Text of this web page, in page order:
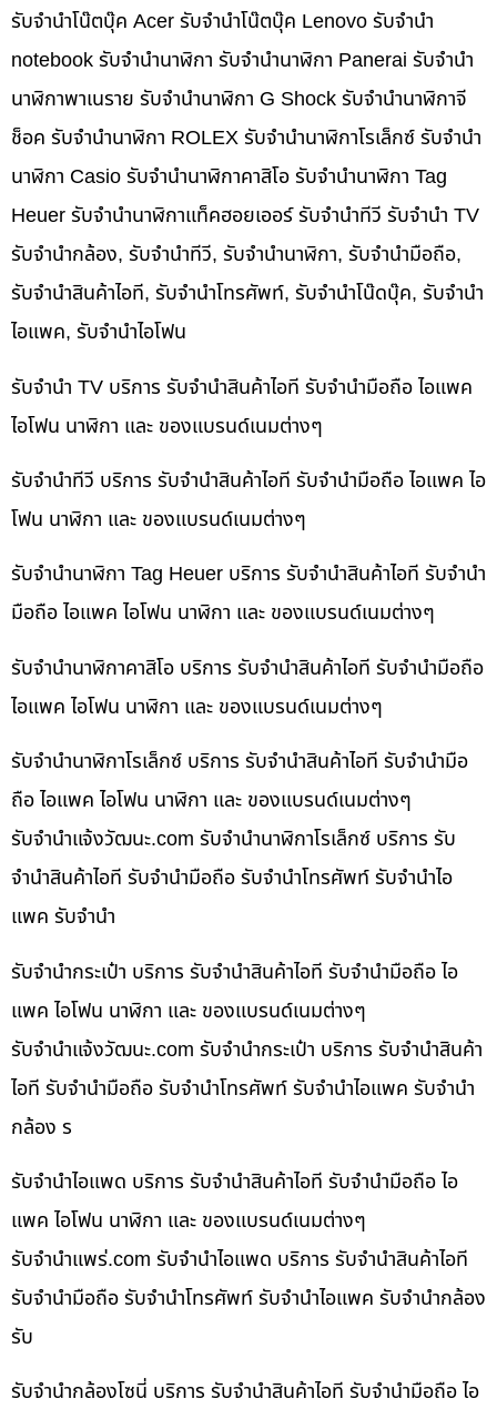
รับจำนำโน๊ตบุ๊ค Acer รับจำนำโน๊ตบุ๊ค Lenovo รับจำนำ
notebook รับจำนำนาฬิกา รับจำนำนาฬิกา Panerai รับจำนำ
นาฬิกาพาเนราย รับจำนำนาฬิกา G Shock รับจำนำนาฬิกาจี
ช็อค รับจำนำนาฬิกา ROLEX รับจำนำนาฬิกาโรเล็กซ์ รับจำนำ
นาฬิกา Casio รับจำนำนาฬิกาคาสิโอ รับจำนำนาฬิกา Tag
Heuer รับจำนำนาฬิกาแท็คฮอยเออร์ รับจำนำทีวี รับจำนำ TV
รับจำนำกล้อง, รับจำนำทีวี, รับจำนำนาฬิกา, รับจำนำมือถือ,
รับจำนำสินค้าไอที, รับจำนำโทรศัพท์, รับจำนำโน๊ดบุ๊ค, รับจำนำ
ไอแพค, รับจำนำไอโฟน
รับจำนำ TV บริการ รับจำนำสินค้าไอที รับจำนำมือถือ ไอแพค
ไอโฟน นาฬิกา และ ของแบรนด์เนมต่างๆ
รับจำนำทีวี บริการ รับจำนำสินค้าไอที รับจำนำมือถือ ไอแพค ไอ
โฟน นาฬิกา และ ของแบรนด์เนมต่างๆ
รับจำนำนาฬิกา Tag Heuer บริการ รับจำนำสินค้าไอที รับจำนำ
มือถือ ไอแพค ไอโฟน นาฬิกา และ ของแบรนด์เนมต่างๆ
รับจำนำนาฬิกาคาสิโอ บริการ รับจำนำสินค้าไอที รับจำนำมือถือ
ไอแพค ไอโฟน นาฬิกา และ ของแบรนด์เนมต่างๆ
รับจำนำนาฬิกาโรเล็กซ์ บริการ รับจำนำสินค้าไอที รับจำนำมือ
ถือ ไอแพค ไอโฟน นาฬิกา และ ของแบรนด์เนมต่างๆ
รับจํานําแจ้งวัฒนะ.com รับจำนำนาฬิกาโรเล็กซ์ บริการ รับ
จำนำสินค้าไอที รับจำนำมือถือ รับจำนำโทรศัพท์ รับจำนำไอ
แพค รับจำนำ
รับจำนำกระเป๋า บริการ รับจำนำสินค้าไอที รับจำนำมือถือ ไอ
แพค ไอโฟน นาฬิกา และ ของแบรนด์เนมต่างๆ
รับจํานําแจ้งวัฒนะ.com รับจำนำกระเป๋า บริการ รับจำนำสินค้า
ไอที รับจำนำมือถือ รับจำนำโทรศัพท์ รับจำนำไอแพค รับจำนำ
กล้อง ร
รับจำนำไอแพด บริการ รับจำนำสินค้าไอที รับจำนำมือถือ ไอ
แพค ไอโฟน นาฬิกา และ ของแบรนด์เนมต่างๆ
รับจํานําแพร่.com รับจำนำไอแพด บริการ รับจำนำสินค้าไอที
รับจำนำมือถือ รับจำนำโทรศัพท์ รับจำนำไอแพค รับจำนำกล้อง
รับ
รับจำนำกล้องโซนี่ บริการ รับจำนำสินค้าไอที รับจำนำมือถือ ไอ